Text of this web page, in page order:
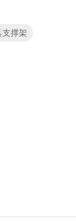
支撑架